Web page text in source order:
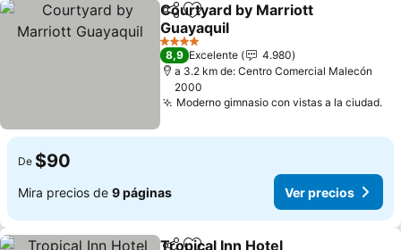
CompartirAgregar a favoritos
Courtyard by Marriott
Guayaquil
Ver precios
4 Estrellas
8,9 Excelente
4.980
a 3.2 km de: Centro Comercial Malecón
2000
Moderno gimnasio con vistas a la ciudad.
De $90
Mira precios de 9 páginas Ver precios
Tropical Inn Hotel